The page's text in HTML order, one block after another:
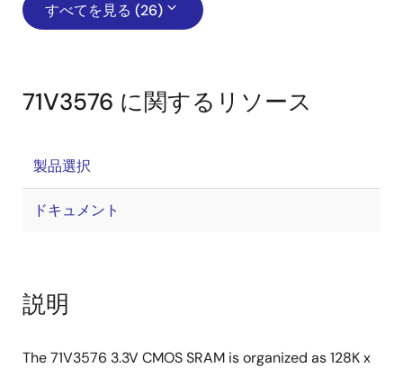
すべてを見る (26)
71V3576 に関するリソース
製品選択
ドキュメント
説明
The 71V3576 3.3V CMOS SRAM is organized as 128K x